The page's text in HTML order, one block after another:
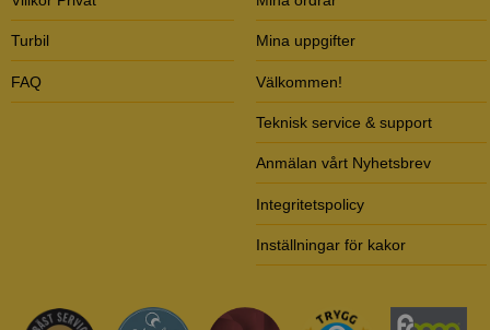
Turbil
FAQ
Mina uppgifter
Välkommen!
Teknisk service & support
Anmälan vårt Nyhetsbrev
Integritetspolicy
Inställningar för kakor